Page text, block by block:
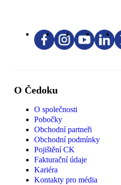
O Čedoku
O společnosti
Pobočky
Obchodní partneři
Obchodní podmínky
Pojištění CK
Fakturační údaje
Kariéra
Kontakty pro média